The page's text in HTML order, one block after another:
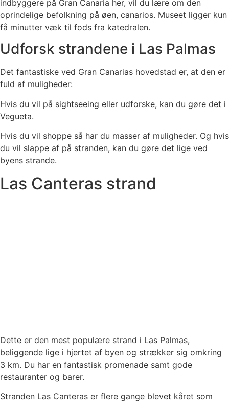
indbyggere på Gran Canaria her, vil du lære om den
oprindelige befolkning på øen, canarios. Museet ligger kun
få minutter væk til fods fra katedralen.
Udforsk strandene i Las Palmas
Det fantastiske ved Gran Canarias hovedstad er, at den er
fuld af muligheder:
Hvis du vil på sightseeing eller udforske, kan du gøre det i
Vegueta.
Hvis du vil shoppe så har du masser af muligheder. Og hvis
du vil slappe af på stranden, kan du gøre det lige ved
byens strande.
Las Canteras strand
Dette er den mest populære strand i Las Palmas,
beliggende lige i hjertet af byen og strækker sig omkring
3 km. Du har en fantastisk promenade samt gode
restauranter og barer.
Stranden Las Canteras er flere gange blevet kåret som